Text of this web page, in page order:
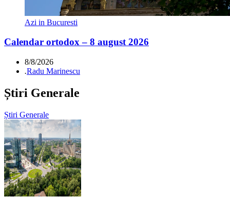
Azi in Bucuresti
Calendar ortodox – 8 august 2026
8/8/2026
.Radu Marinescu
Știri Generale
Știri Generale